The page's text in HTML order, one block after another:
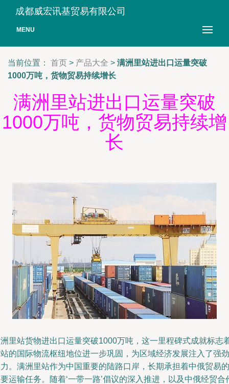
成都威宏讯基贸易有限公司
MENU
当前位置： 首页 > 产品大全 > 满洲里站进出口运量突破
1000万吨，货物贸易持续增长
满洲里站进出口运量突破
1000万吨，货物贸易持续增
长
里站货物进出口运量突破1000万吨，这一里程碑式成就标志
的国际物流枢纽地位进一步巩固，为区域经济发展注入了强劲
。满洲里站作为中国重要的陆路口岸，长期承担着中俄贸易的
运输任务。随着‘一带一路’倡议的深入推进，以及中俄经贸合